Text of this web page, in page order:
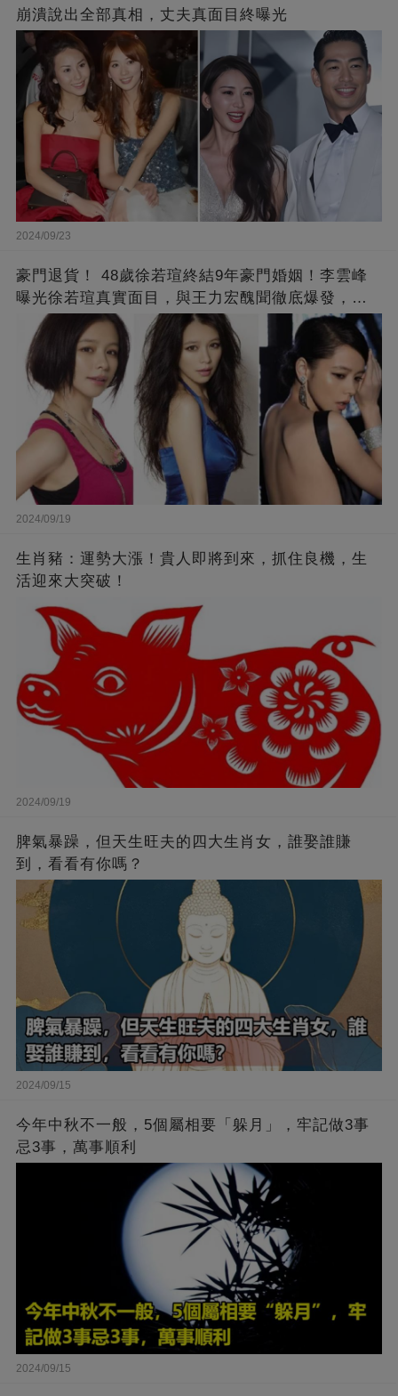
崩潰說出全部真相，丈夫真面目終曝光
2024/09/23
豪門退貨！ 48歲徐若瑄終結9年豪門婚姻！李雲峰
曝光徐若瑄真實面目，與王力宏醜聞徹底爆發，原
來李靚蕾說的都是真的 ！
2024/09/19
生肖豬：運勢大漲！貴人即將到來，抓住良機，生
活迎來大突破！
2024/09/19
脾氣暴躁，但天生旺夫的四大生肖女，誰娶誰賺
到，看看有你嗎？
2024/09/15
今年中秋不一般，5個屬相要「躲月」，牢記做3事
忌3事，萬事順利
2024/09/15